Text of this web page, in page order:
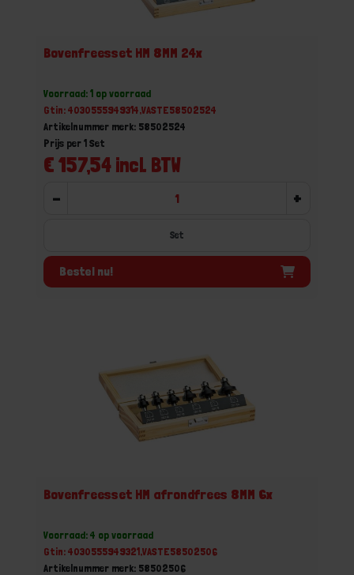
Bovenfreesset HM 8MM 24x
Voorraad: 1 op voorraad
Gtin: 4030555949314,VASTE58502524
Artikelnummer merk: 58502524
€ 157,54 incl. BTW
Prijs per 1 Set
- +
Set
Bestel nu!
Bovenfreesset HM afrondfrees 8MM 6x
Voorraad: 4 op voorraad
Gtin: 4030555949321,VASTE58502506
Artikelnummer merk: 58502506